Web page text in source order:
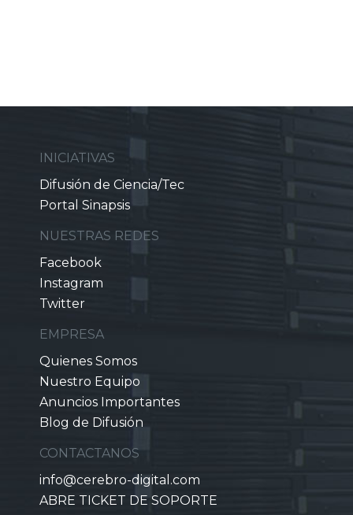
INICIATIVAS
Difusión de Ciencia/Tec
Portal Sinapsis
NUESTRAS REDES
Facebook
Instagram
Twitter
EMPRESA
Quienes Somos
Nuestro Equipo
Anuncios Importantes
Blog de Difusión
CONTACTANOS
info@cerebro-digital.com
ABRE TICKET DE SOPORTE